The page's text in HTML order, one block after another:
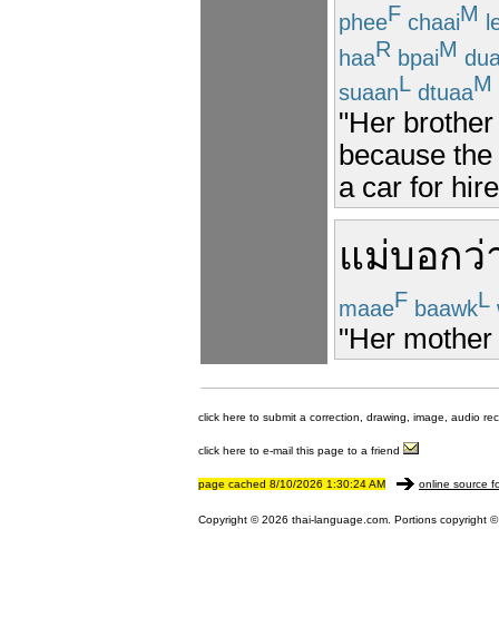
pheeF chaaiM
haaR bpaiM
suaanL dtuaaM
"Her
because
a car for
แม่บอกว่
maaeF baawkL
"Her
click here to submit a correction, drawing, image, audio
click here to e-mail this page to a friend
page cached 8/10/2026 1:30:24 AM online source
Copyright © 2026 thai-language.com. Portions copyright